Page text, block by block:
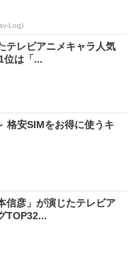
Log)
テレビアニメキャラ人気
は「...
格安SIMをお得に使うキ
信彦」が演じたテレビア
TOP32...